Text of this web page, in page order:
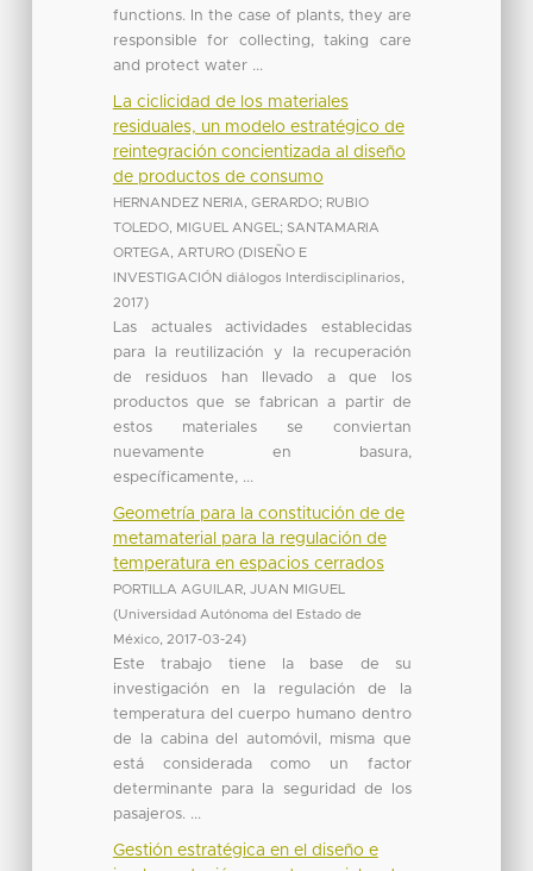
functions. In the case of plants, they are
responsible for collecting, taking care
and protect water ...
La ciclicidad de los materiales
residuales, un modelo estratégico de
reintegración concientizada al diseño
de productos de consumo
HERNANDEZ NERIA, GERARDO; RUBIO
TOLEDO, MIGUEL ANGEL
; SANTAMARIA
ORTEGA, ARTURO (DISEÑO E
INVESTIGACIÓN diálogos Interdisciplinarios
2017)
Las actuales actividades establecidas
para la reutilización y la recuperación
de residuos han llevado a que los
productos que se fabrican a partir de
estos materiales se conviertan
nuevamente en basura,
específicamente, ...
Geometría para la constitución de de
metamaterial para la regulación de
temperatura en espacios cerrados
PORTILLA AGUILAR, JUAN MIGUEL
(Universidad Autónoma del Estado de
México, 2017-03-24)
Este trabajo tiene la base de su
investigación en la regulación de la
temperatura del cuerpo humano dentro
de la cabina del automóvil, misma que
está considerada como un factor
determinante para la seguridad de los
pasajeros. ...
Gestión estratégica en el diseño e